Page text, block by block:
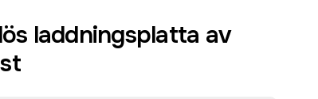
laddningsplatta av